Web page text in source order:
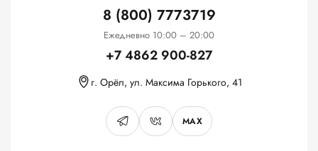
8 (800) 7773719
Ежедневно 10:00 – 20:00
+7 4862 900-827
г. Орёл, ул. Максима Горького, 41
MAX